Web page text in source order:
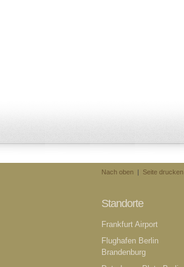
Nach oben Seite drucken
Standorte
Frankfurt Airport
Flughafen Berlin
Brandenburg